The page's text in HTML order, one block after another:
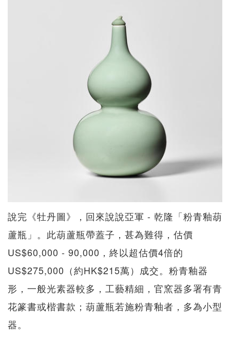
說完《牡丹圖》，回來說說亞軍 - 乾隆「粉青釉葫
蘆瓶」。此葫蘆瓶帶蓋子，甚為難得，估價
US$60,000 - 90,000，終以超估價4倍的
US$275,000（約HK$215萬）成交。粉青釉器
形，一般光素器較多，工藝精細，官窯器多署有青
花篆書或楷書款；葫蘆瓶若施粉青釉者，多為小型
器。